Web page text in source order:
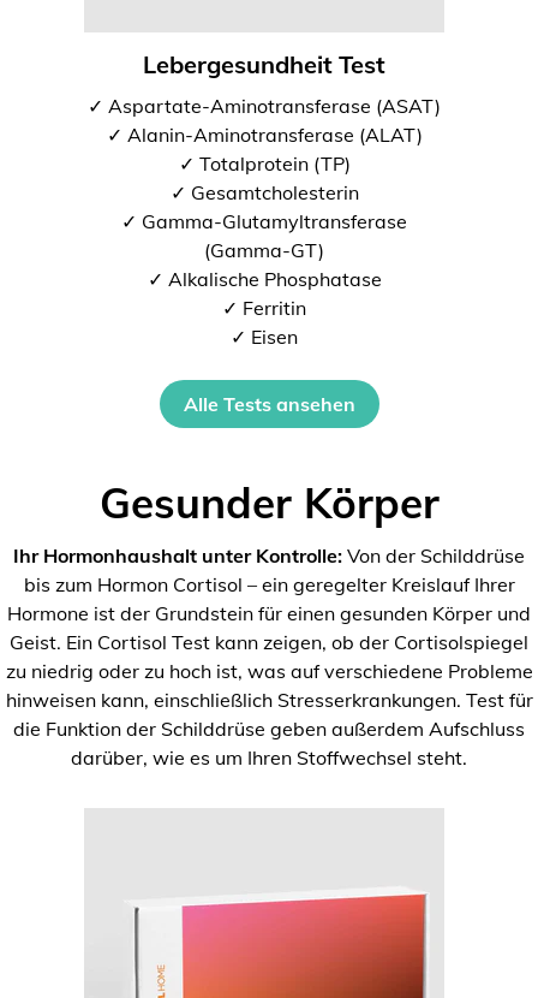
Lebergesundheit Test
✓ Aspartate-Aminotransferase (ASAT)
✓ Alanin-Aminotransferase (ALAT)
✓ Totalprotein (TP)
✓ Gesamtcholesterin
✓ Gamma-Glutamyltransferase
(Gamma-GT)
✓ Alkalische Phosphatase
✓ Ferritin
✓ Eisen
Alle Tests ansehen
Gesunder Körper
Ihr Hormonhaushalt unter Kontrolle: Von der Schilddrüse
bis zum Hormon Cortisol – ein geregelter Kreislauf Ihrer
Hormone ist der Grundstein für einen gesunden Körper und
Geist. Ein Cortisol Test kann zeigen, ob der Cortisolspiegel
zu niedrig oder zu hoch ist, was auf verschiedene Probleme
hinweisen kann, einschließlich Stresserkrankungen. Test für
die Funktion der Schilddrüse geben außerdem Aufschluss
darüber, wie es um Ihren Stoffwechsel steht.